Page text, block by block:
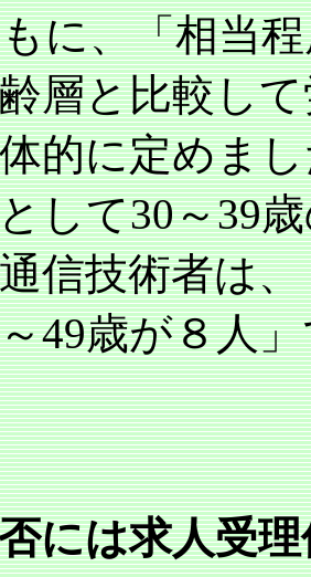
に、「相当
層と比較し
的に定めま
して30～39
信技術者は、
～49歳が８人
には求人受理